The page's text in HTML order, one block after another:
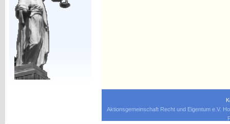
Aktionsgemeinschaft Recht und Eigentum e.V.